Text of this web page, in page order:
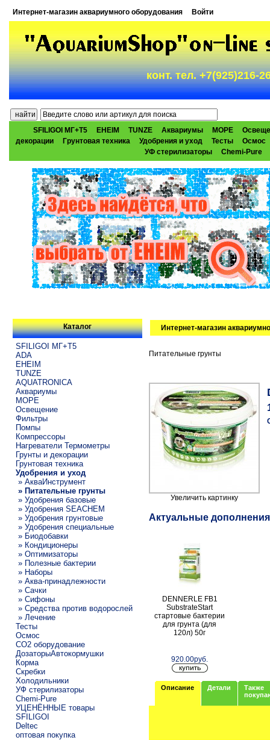
Интернет-магазин аквариумного оборудования Войти
конт. тел. +7(925)216-
SFILIGOI МГ+Т5 EHEIM TUNZE Аквариумы МОРЕ
декорации
Грунтовая техника Удобрения и уход Тесты
Осмос
УФ стерилизаторы
Chemi-Pure
Каталог
SFILIGOI МГ+Т5
ADA
EHEIM
TUNZE
AQUATRONICA
Аквариумы
МОРЕ
Освещение
Фильтры
Помпы
Компрессоры
Нагреватели Термометры
Грунты и декорации
Грунтовая техника
Удобрения и уход
» АкваИнструмент
» Питательные грунты
» Удобрения базовые
» Удобрения SEACHEM
» Удобрения грунтовые
» Удобрения специальные
» Биодобавки
» Кондиционеры
» Оптимизаторы
» Полезные бактерии
» Наборы
» Аква-принадлежности
» Сачки
» Сифоны
» Средства против водорослей
» Лечение
Тесты
Осмос
CO2 оборудование
ДозаторыАвтокормушки
Корма
Скребки
Холодильники
УФ стерилизаторы
Chemi-Pure
УЦЕНЁННЫЕ товары
SFILIGOI
Deltec
оптовая покупка
Интернет-магазин
Питательные грунты
Увеличить картинку
Актуальные дополнения
DENNERLE FB1
SubstrateStart
стартовые бактерии
для грунта (для
120л) 50г
920.00руб.
Описание Детали
Также